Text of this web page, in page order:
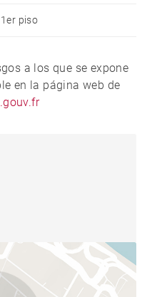
1er piso
a los que se expone
en la página web de